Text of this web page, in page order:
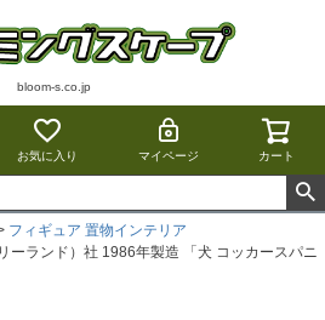
bloom-s.co.jp
お気に入り マイページ カート
フィギュア 置物インテリア
ーランド）社 1986年製造 「犬 コッカースパニ